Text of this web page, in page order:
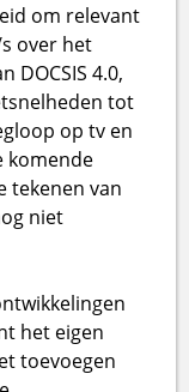
om relevant
over het
DOCSIS 4.0,
tot
op tv en
komende
tekenen van
niet
het eigen
toevoegen